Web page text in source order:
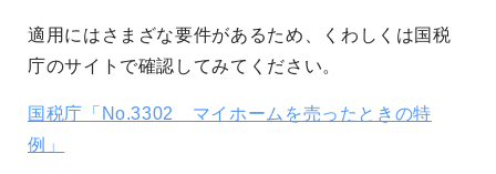
適用にはさまざな要件があるため、くわしくは国税
庁のサイトで確認してみてください。
国税庁「No.3302 マイホームを売ったときの特
例」